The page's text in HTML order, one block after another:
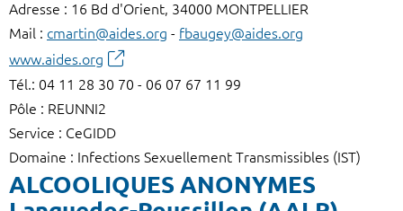
Adresse : 16 Bd d'Orient, 34000 MONTPELLIER
Mail : cmartin@aides.org - fbaugey@aides.org
www.aides.org
Tél.: 04 11 28 30 70 - 06 07 67 11 99
Pôle : REUNNI2
Service : CeGIDD
Domaine : Infections Sexuellement Transmissibles (IST)
ALCOOLIQUES ANONYMES